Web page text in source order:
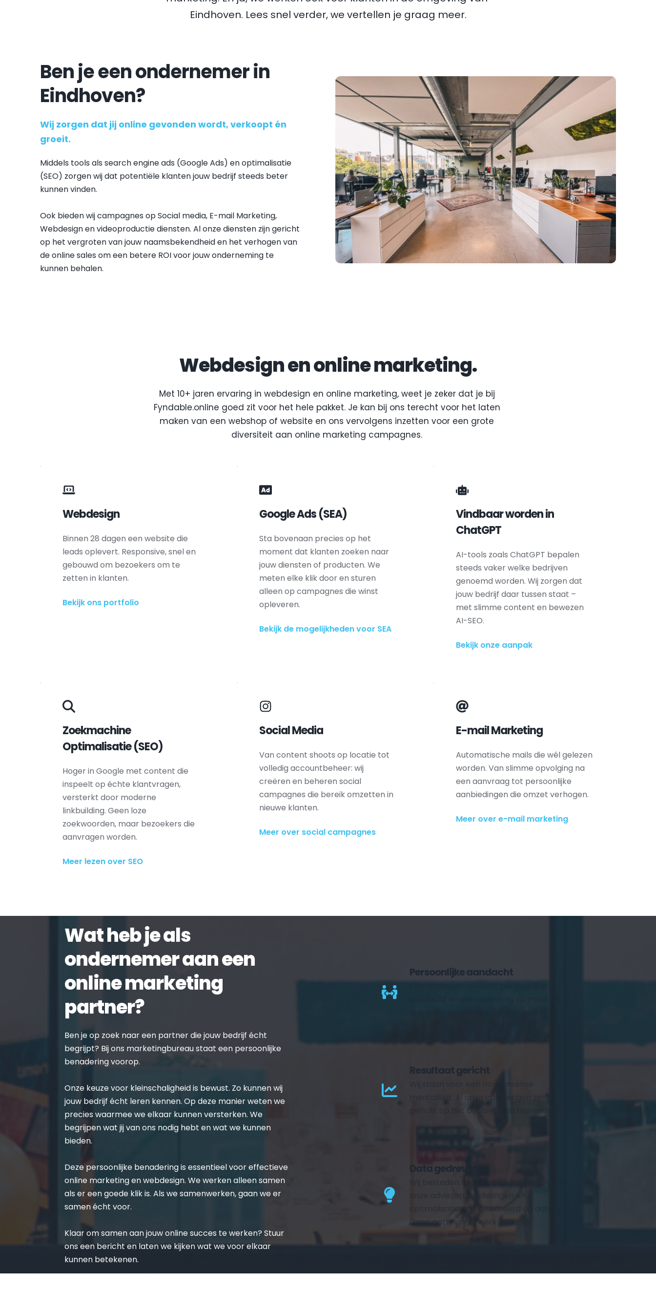
Eindhoven. Lees snel verder, we vertellen je graag meer.
Ben je een ondernemer in
Eindhoven?
Wij zorgen dat jij online gevonden wordt, verkoopt én
groeit.
Middels tools als search engine ads (Google Ads) en optimalisatie
(SEO) zorgen wij dat potentiële klanten jouw bedrijf steeds beter
kunnen vinden.
Ook bieden wij campagnes op Social media, E-mail Marketing,
Webdesign en videoproductie diensten. Al onze diensten zijn gericht
op het vergroten van jouw naamsbekendheid en het verhogen van
de online sales om een betere ROI voor jouw onderneming te
kunnen behalen.
Webdesign en online marketing.
Met 10+ jaren ervaring in webdesign en online marketing, weet je zeker dat je bij
Fyndable.online goed zit voor het hele pakket. Je kan bij ons terecht voor het laten
maken van een webshop of website en ons vervolgens inzetten voor een grote
diversiteit aan online marketing campagnes.
Webdesign
Binnen 28 dagen een website die
leads oplevert. Responsive, snel en
gebouwd om bezoekers om te
zetten in klanten.
Bekijk ons portfolio
Google Ads (SEA)
Sta bovenaan precies op het
moment dat klanten zoeken naar
jouw diensten of producten. We
meten elke klik door en sturen
alleen op campagnes die winst
opleveren.
Bekijk de mogelijkheden voor SEA
Vindbaar worden in
ChatGPT
AI-tools zoals ChatGPT bepalen
steeds vaker welke bedrijven
genoemd worden. Wij zorgen dat
jouw bedrijf daar tussen staat –
met slimme content en bewezen
AI-SEO.
Bekijk onze aanpak
Zoekmachine
Optimalisatie (SEO)
Hoger in Google met content die
inspeelt op échte klantvragen,
versterkt door moderne
linkbuilding. Geen loze
zoekwoorden, maar bezoekers die
aanvragen worden.
Meer lezen over SEO
Social Media
Van content shoots op locatie tot
volledig accountbeheer: wij
creëren en beheren social
campagnes die bereik omzetten in
nieuwe klanten.
Meer over social campagnes
E-mail Marketing
Automatische mails die wél gelezen
worden. Van slimme opvolging na
een aanvraag tot persoonlijke
aanbiedingen die omzet verhogen.
Meer over e-mail marketing
Wat heb je als
ondernemer aan een
online marketing
partner?
Ben je op zoek naar een partner die jouw bedrijf écht
begrijpt? Bij ons marketingbureau staat een persoonlijke
benadering voorop.
Onze keuze voor kleinschaligheid is bewust. Zo kunnen wij
jouw bedrijf écht leren kennen. Op deze manier weten we
precies waarmee we elkaar kunnen versterken. We
begrijpen wat jij van ons nodig hebt en wat we kunnen
bieden.
Deze persoonlijke benadering is essentieel voor effectieve
online marketing en webdesign. We werken alleen samen
als er een goede klik is. Als we samenwerken, gaan we er
samen écht voor.
Klaar om samen aan jouw online succes te werken? Stuur
ons een bericht en laten we kijken wat we voor elkaar
kunnen betekenen.
Persoonlijke aandacht
Resultaat gericht
mentaliteit. Al onze oplossingen zijn
gericht op het behalen van topresultaat.
Data gedreven
optimalisaties zijn gebaseerd op data.
Geen nattevingerwerk.